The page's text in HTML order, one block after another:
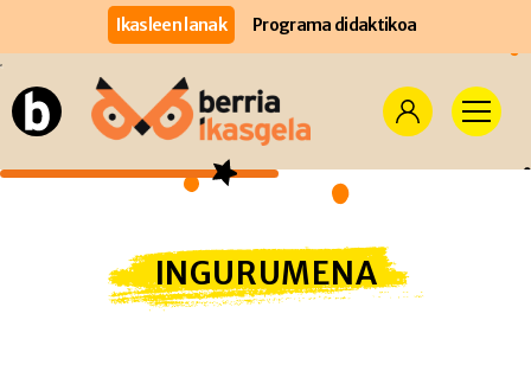
Ikasleen lanak Programa didaktikoa
INGURUMENA